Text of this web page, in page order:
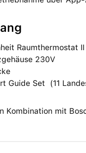
Raumthermostat
230V
Guide Set
(11
Kombination mit